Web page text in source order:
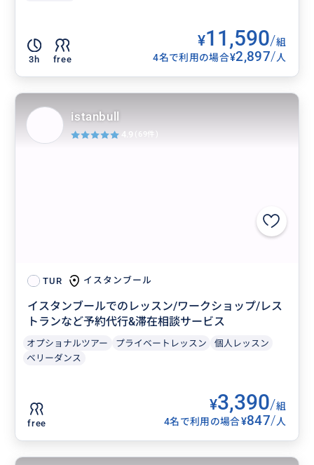
3h free
¥11,590/組
4名で利用の場合¥2,897/人
TUR イスタンブール
イスタンブールでのレッスン/ワークショップ/レス
トランなど予約代行&滞在相談サービス
オプショナルツアー プライベートレッスン
個人レッスン
ベリーダンス
free
¥3,390/組
4名で利用の場合¥847/人
istanbull
4.9 (69件)